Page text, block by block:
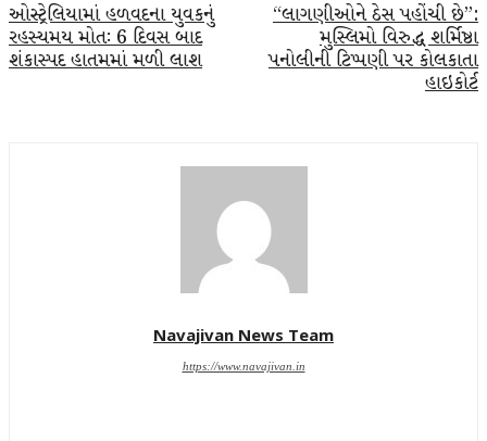
ઓસ્ટ્રેલિયામાં હળવદના યુવકનું
રહસ્યમય મોતઃ 6 દિવસ બાદ
શંકાસ્પદ હાતમમાં મળી લાશ
“લાગણીઓને ઠેસ પહોંચી છે”:
મુસ્લિમો વિરુદ્ધ શર્મિષ્ઠા
પનોલીની ટિપ્પણી પર કોલકાતા
હાઇકોર્ટ
Navajivan News Team
https://www.navajivan.in